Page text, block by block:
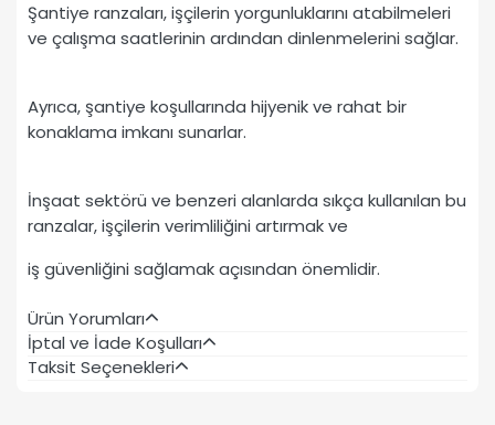
Şantiye ranzaları, işçilerin yorgunluklarını atabilmeleri
ve çalışma saatlerinin ardından dinlenmelerini sağlar.
Ayrıca, şantiye koşullarında hijyenik ve rahat bir
konaklama imkanı sunarlar.
İnşaat sektörü ve benzeri alanlarda sıkça kullanılan bu
ranzalar, işçilerin verimliliğini artırmak ve
iş güvenliğini sağlamak açısından önemlidir.
Ürün Yorumları
İptal ve İade Koşulları
Taksit Seçenekleri